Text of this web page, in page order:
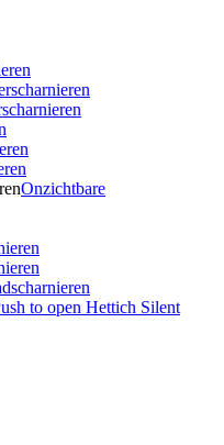
Onzichtbare
to open Hettich Silent